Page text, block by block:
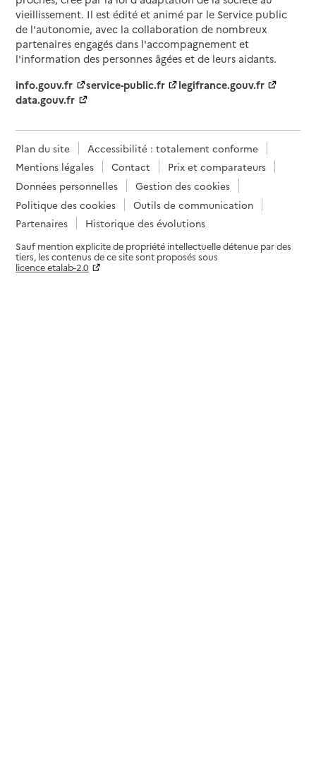
vieillissement. Il est édité et animé par le Service public
de l'autonomie, avec la collaboration de nombreux
partenaires engagés dans l'accompagnement et
l'information des personnes âgées et de leurs aidants.
info.gouv.fr
service-public.fr
legifrance.gouv.fr
data.gouv.fr
Plan du site
Accessibilité : totalement conforme
Mentions légales
Contact
Prix et comparateurs
Données personnelles
Gestion des cookies
Politique des cookies
Outils de communication
Partenaires
Historique des évolutions
Sauf mention explicite de propriété intellectuelle détenue par des
tiers, les contenus de ce site sont proposés sous
licence etalab-2.0